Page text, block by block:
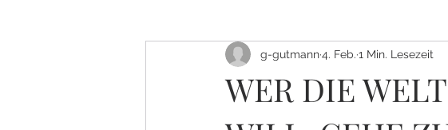
WER DIE
g-gutmann4. Feb. 1 Min. Lesezeit